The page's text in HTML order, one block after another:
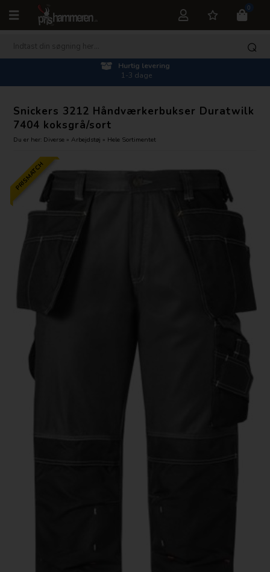
0
Hurtig levering
1-3 dage
Snickers 3212 Håndværkerbukser Duratwilk
7404 koksgrå/sort
Du er her: Diverse »Arbejdstøj » Hele Sortimentet
PRISMATCH